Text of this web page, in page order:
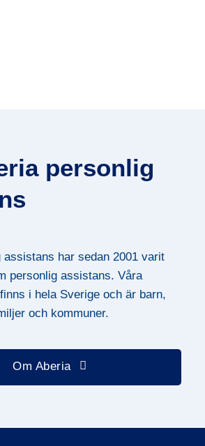
personlig
assistans har sedan 2001 varit
personlig assistans. Våra
i hela Sverige och är barn,
och kommuner.
Om Aberia